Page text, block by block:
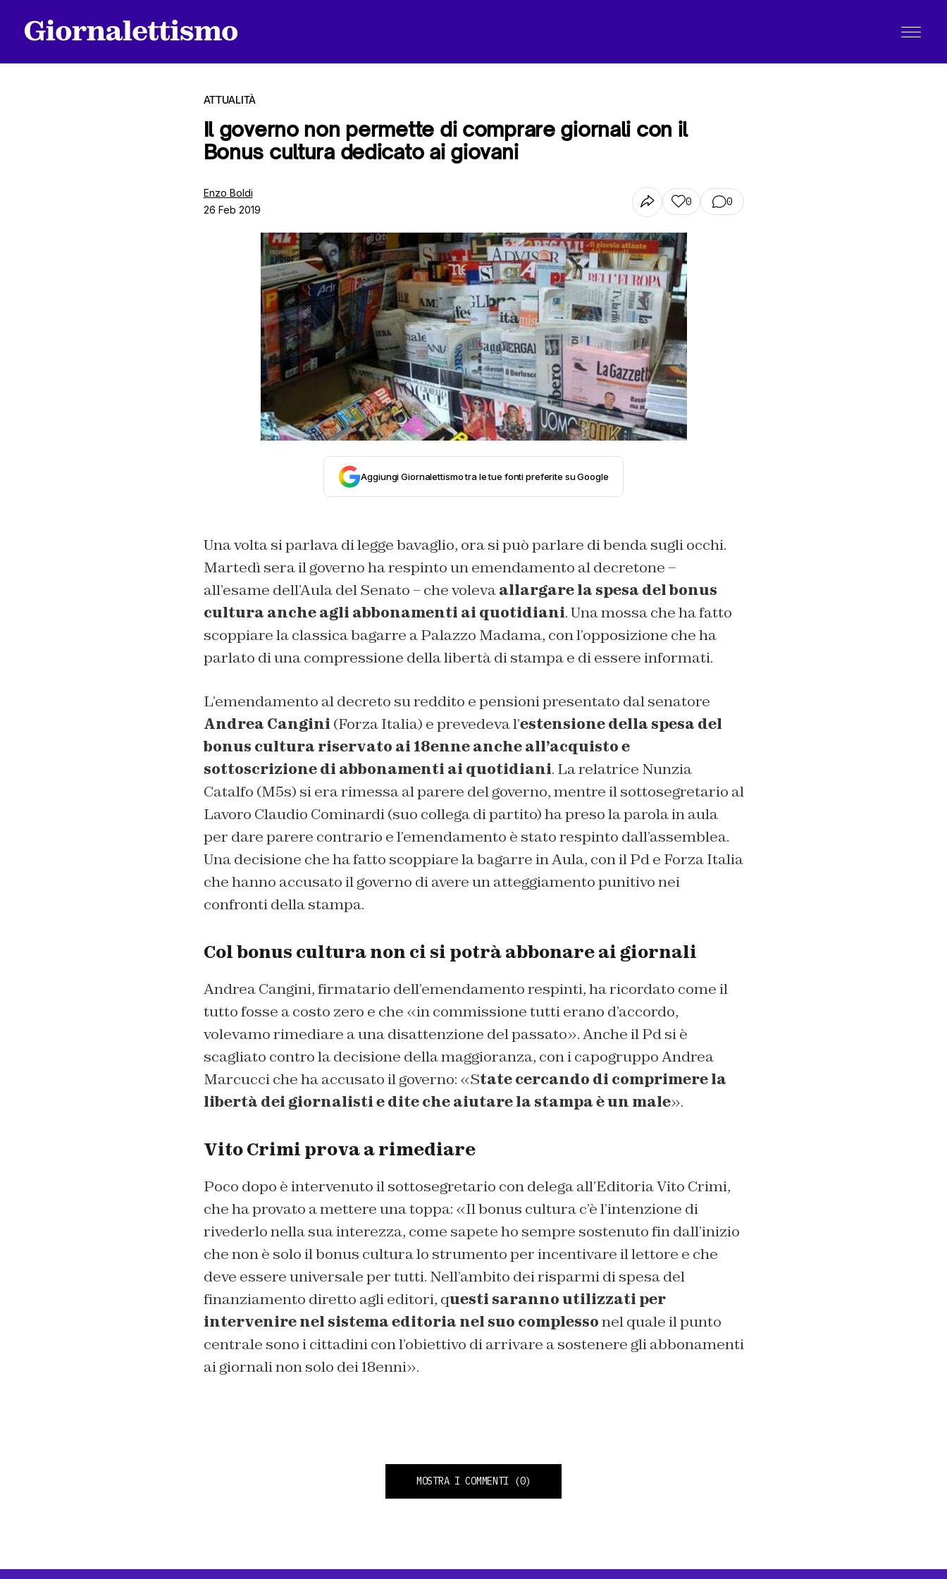
ATTUALITÀ
Il governo non permette di comprare giornali con il
Bonus cultura dedicato ai giovani
Enzo Boldi
26 Feb 2019
0 0
Aggiungi Giornalettismo tra le tue fonti preferite su Google
Una volta si parlava di legge bavaglio, ora si può parlare di benda sugli occhi.
Martedì sera il governo ha respinto un emendamento al decretone –
all’esame dell’Aula del Senato – che volevaallargare la spesa del bonus
cultura anche agli abbonamenti ai quotidiani. Una mossa che ha fatto
scoppiare la classica bagarre a Palazzo Madama, con l’opposizione che ha
parlato di una compressione della libertà di stampa e di essere informati.
L’emendamento al decreto su reddito e pensioni presentato dal senatore
Andrea Cangini (Forza Italia) e prevedeva l’estensione della spesa del
bonus cultura riservato ai 18enne anche all’acquisto e
sottoscrizione di abbonamenti ai quotidiani. La relatrice Nunzia
Catalfo (M5s) si era rimessa al parere del governo, mentre il sottosegretario al
Lavoro Claudio Cominardi (suo collega di partito) ha preso la parola in aula
per dare parere contrario e l’emendamento è stato respinto dall’assemblea.
Una decisione che ha fatto scoppiare la bagarre in Aula, con il Pd e Forza Italia
che hanno accusato il governo di avere un atteggiamento punitivo nei
confronti della stampa.
Col bonus cultura non ci si potrà abbonare ai giornali
Andrea Cangini, firmatario dell’emendamento respinti, ha ricordato come il
tutto fosse a costo zero e che «in commissione tutti erano d’accordo,
volevamo rimediare a una disattenzione del passato». Anche il Pd si è
scagliato contro la decisione della maggioranza, con i capogruppo Andrea
Marcucci che ha accusato il governo: «State cercando di comprimere la
libertà dei giornalisti e dite che aiutare la stampa è un male».
Vito Crimi prova a rimediare
Poco dopo è intervenuto il sottosegretario con delega all’Editoria Vito Crimi,
che ha provato a mettere una toppa: «Il bonus cultura c’è l’intenzione di
rivederlo nella sua interezza, come sapete ho sempre sostenuto fin dall’inizio
che non è solo il bonus cultura lo strumento per incentivare il lettore e che
deve essere universale per tutti. Nell’ambito dei risparmi di spesa del
finanziamento diretto agli editori, questi saranno utilizzati per
intervenire nel sistema editoria nel suo complessonel quale il punto
centrale sono i cittadini con l’obiettivo di arrivare a sostenere gli abbonamenti
ai giornali non solo dei 18enni».
MOSTRA I COMMENTI (0)